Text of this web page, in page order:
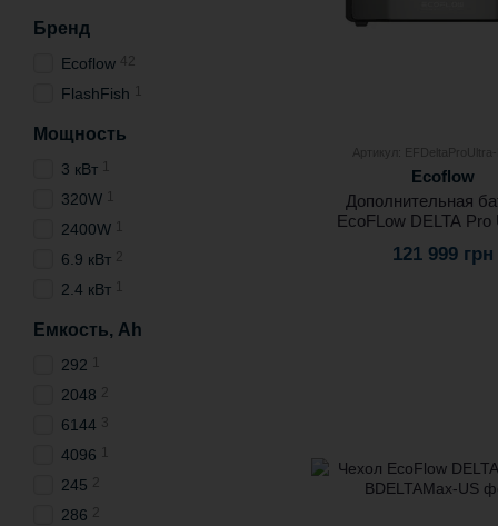
Артикул: EFDeltaProUltra-
Ecoflow
Дополнительная
EcoFLow DELTA Pro
121 999 грн
Бренд
Ecoflow
FlashFish
Мощность
3 кВт
320W
2400W
6.9 кВт
2.4 кВт
Емкость, Ah
292
2048
6144
4096
245
286